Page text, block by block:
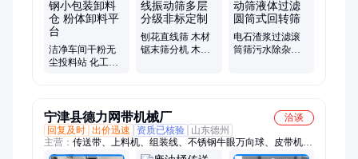
S49旋振筛、皮带输送机、气动振动筛、拍击筛
洁净车间干粉无
尘投料站 化工原
刨花直线筛 木材
锯末筛分机 木屑
电石渣浆过滤滚
筒筛污水除杂不
宁津县德力网带机械厂
洽谈
回复及时 出价迅速 资质已核验
山东德州
主营： 传送带、上料机、组装线、不锈钢牛眼万向球、皮带机、
摊凉机、烘干机、装配线、滚筒线、爬坡机、输送机、爬坡运输